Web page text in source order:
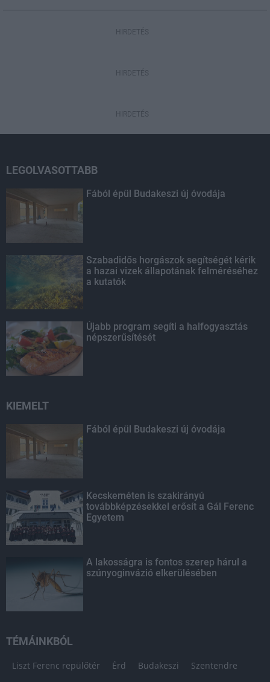
HIRDETÉS
HIRDETÉS
HIRDETÉS
LEGOLVASOTTABB
Fából épül Budakeszi új óvodája
Szabadidős horgászok segítségét kérik
a hazai vizek állapotának felméréséhez
a kutatók
Újabb program segíti a halfogyasztás
népszerűsítését
KIEMELT
Fából épül Budakeszi új óvodája
Kecskeméten is szakirányú
továbbképzésekkel erősít a Gál Ferenc
Egyetem
A lakosságra is fontos szerep hárul a
szúnyoginvázió elkerülésében
TÉMÁINKBÓL
Liszt Ferenc repülőtér Érd Budakeszi Szentendre